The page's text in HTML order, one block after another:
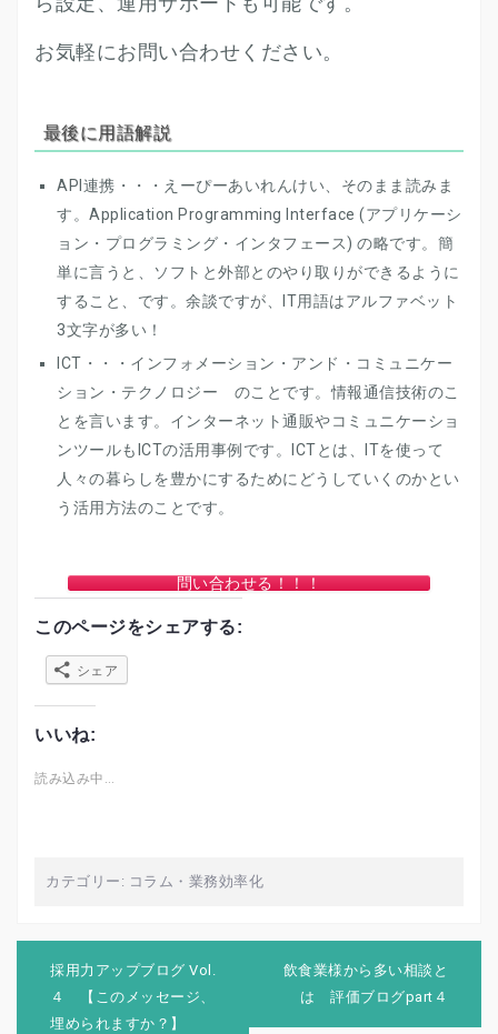
お気軽にお問い合わせください。
最後に用語解説
API連携・・・えーぴーあいれんけい、そのまま読みま
す。Application Programming Interface (アプリケーシ
ョン・プログラミング・インタフェース) の略です。簡
単に言うと、ソフトと外部とのやり取りができるように
すること、です。余談ですが、IT用語はアルファベット
3文字が多い！
ICT・・・インフォメーション・アンド・コミュニケー
ション・テクノロジー のことです。情報通信技術のこ
とを言います。インターネット通販やコミュニケーショ
ンツールもICTの活用事例です。ICTとは、ITを使って
人々の暮らしを豊かにするためにどうしていくのかとい
う活用方法のことです。
問い合わせる！！！
このページをシェアする:
シェア
いいね:
読み込み中…
カテゴリー: コラム ・ 業務効率化
採用力アップブログ Vol.
４ 【このメッセージ、
埋められますか？】
飲食業様から多い相談と
は 評価ブログpart４